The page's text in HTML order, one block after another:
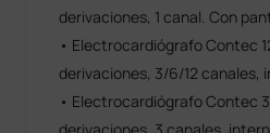
derivaciones, 1 canal. Con
• Electrocardiógrafo Contec
derivaciones, 3/6/12 canales,
• Electrocardiógrafo Contec
derivaciones, 3 canales,